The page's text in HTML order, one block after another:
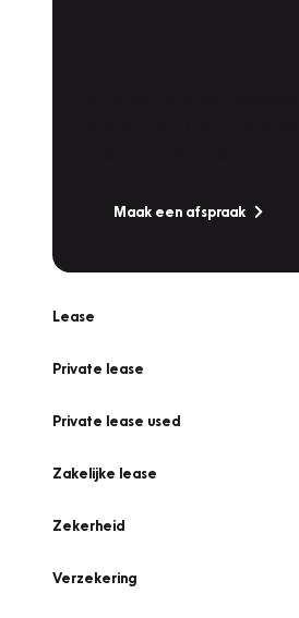
Maak een afspraak
Lease
Private lease
Private lease used
Zakelijke lease
Zekerheid
Verzekering